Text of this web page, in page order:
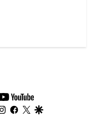
youtube-
footer
instagram
facebook
twitter